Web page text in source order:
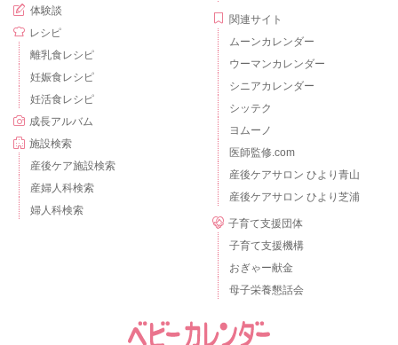
体験談
レシピ
離乳食レシピ
妊娠食レシピ
妊活食レシピ
成長アルバム
施設検索
産後ケア施設検索
産婦人科検索
婦人科検索
関連サイト
ムーンカレンダー
ウーマンカレンダー
シニアカレンダー
シッテク
ヨムーノ
医師監修.com
産後ケアサロン ひより青山
産後ケアサロン ひより芝浦
子育て支援団体
子育て支援機構
おぎゃー献金
母子栄養懇話会